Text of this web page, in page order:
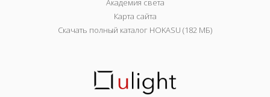
Академия света
Карта сайта
Скачать полный каталог HOKASU (182 МБ)